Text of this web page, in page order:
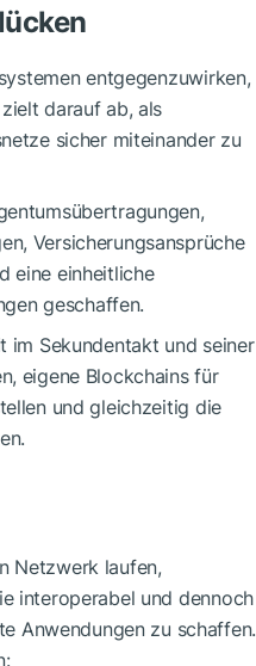
entgegenzuwirken,
darauf ab, als
sicher miteinander zu
Versicherungsansprüche
eine einheitliche
geschaffen.
im Sekundentakt und seiner
eigene Blockchains für
und gleichzeitig die
Netzwerk laufen,
interoperabel und dennoch
Anwendungen zu schaffen.